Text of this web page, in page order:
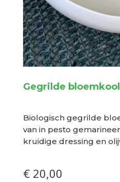
Gegrilde bloemkool
Biologisch gegrilde
van in pesto
kruidige dressing en
€ 20,00